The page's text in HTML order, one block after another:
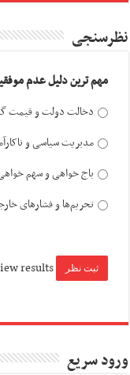
نظرسنجی
مهم ترین دلیل عدم
دخالت دولت و قیمت
مدیریت سیاسی و
باج خواهی و سهم
تحریم‌ها و فشارهای
results
ورود سریع